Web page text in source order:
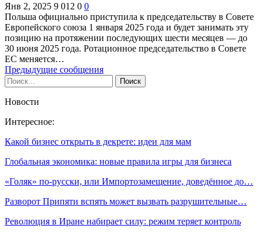
Янв 2, 2025 9 012 0 0
Польша официально приступила к председательству в Совете
Европейского союза 1 января 2025 года и будет занимать эту
позицию на протяжении последующих шести месяцев — до
30 июня 2025 года. Ротационное председательство в Совете
ЕС меняется…
Предыдущие сообщения
Новости
Интересное:
Какой бизнес открыть в декрете: идеи для мам
Глобальная экономика: новые правила игры для бизнеса
«Голяк» по-русски, или Импортозамещение, доведённое до…
Разворот Припяти вспять может вызвать разрушительные…
Революция в Иране набирает силу: режим теряет контроль